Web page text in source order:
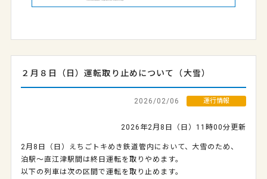
２月８日（日）運転取り止めについて（大雪）
2026/02/06 運行情報
2026年2月8日（日）11時00分更新
2月8日（日）えちごトキめき鉄道管内において、大雪のため、
泊駅～直江津駅間は終日運転を取りやめます。
以下の列車は次の区間で運転を取り止めます。